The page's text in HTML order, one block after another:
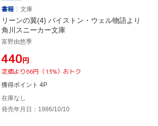
書籍
文庫
リーンの翼(4) バイストン・ウェル物語より
角川スニーカー文庫
富野由悠季
¥440円
定価より66円（13%）おトク
獲得ポイント 4P
在庫なし
発売年月日：1986/10/10